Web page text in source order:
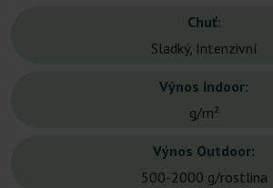
Chuť:
Sladký, Intenzivní
Výnos Indoor:
g/m²
Výnos Outdoor:
500-2000 g/rostlina